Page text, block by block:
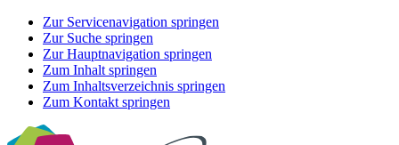
Zur Servicenavigation springen
Zur Suche springen
Zur Hauptnavigation springen
Zum Inhalt springen
Zum Inhaltsverzeichnis springen
Zum Kontakt springen